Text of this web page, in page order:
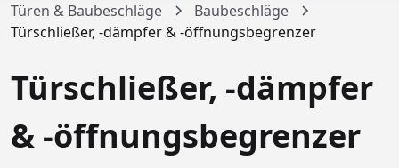
Türen & Baubeschläge
Baubeschläge
Türschließer, -dämpfer & -öffnungsbegrenzer
Türschließer, -dämpfer
& -öffnungsbegrenzer